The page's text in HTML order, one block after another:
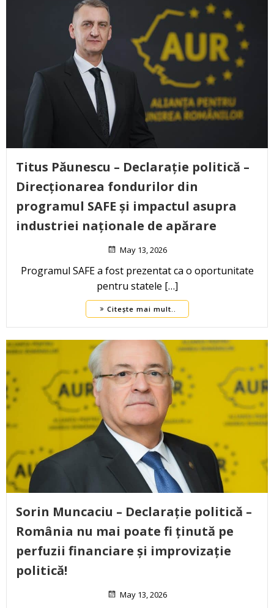
Titus Păunescu – Declarație politică –
Direcționarea fondurilor din
programul SAFE și impactul asupra
industriei naționale de apărare
May 13, 2026
Programul SAFE a fost prezentat ca o oportunitate
pentru statele […]
Citește mai mult..
Sorin Muncaciu – Declarație politică –
România nu mai poate fi ținută pe
perfuzii financiare și improvizație
politică!
May 13, 2026